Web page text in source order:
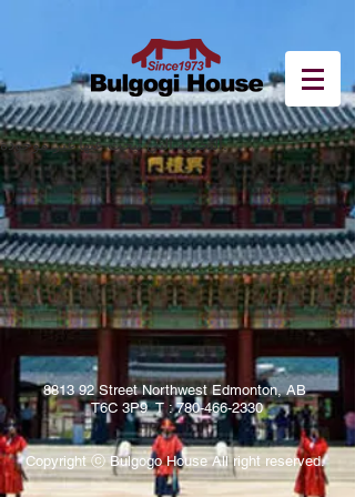
التجربة التي تبحث عنها غير موجودة.
8813 92 Street Northwest Edmonton, AB
T6C 3P9 T :780-466-2330
Copyright ⓒ Bulgogo House All right reserved.